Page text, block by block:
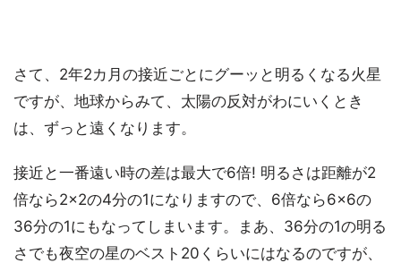
さて、2年2カ月の接近ごとにグーッと明るくなる火星
ですが、地球からみて、太陽の反対がわにいくとき
は、ずっと遠くなります。
接近と一番遠い時の差は最大で6倍! 明るさは距離が2
倍なら2×2の4分の1になりますので、6倍なら6×6の
36分の1にもなってしまいます。まあ、36分の1の明る
さでも夜空の星のベスト20くらいにはなるのですが、